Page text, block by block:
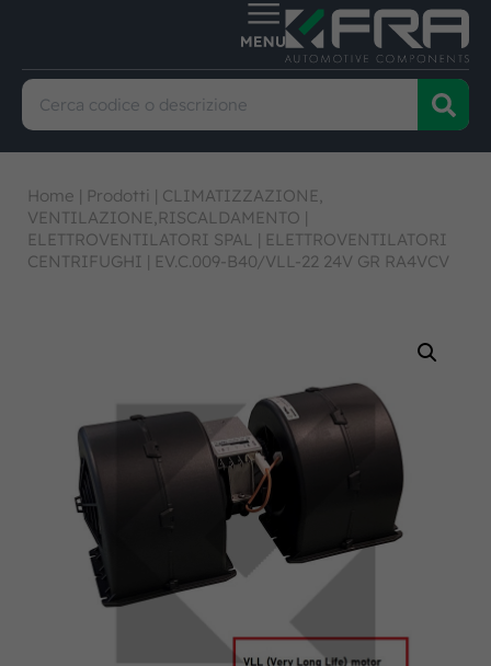
Home | Prodotti | CLIMATIZZAZIONE,
VENTILAZIONE,RISCALDAMENTO |
ELETTROVENTILATORI SPAL | ELETTROVENTILATORI
CENTRIFUGHI | EV.C.009-B40/VLL-22 24V GR RA4VCV